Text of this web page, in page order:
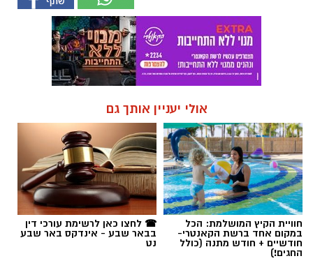
אולי יעניין אותך גם
חוויית הקיץ המושלמת: הכל
במקום אחד ברשת הקאנטרי-
חודשיים + חודש מתנה (כולל
החגים!)
☎ לחצו כאן לרשימת עורכי דין
בבאר שבע - אינדקס באר שבע
נט